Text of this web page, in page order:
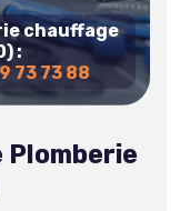
chauffage
:
73 73 88
Plomberie